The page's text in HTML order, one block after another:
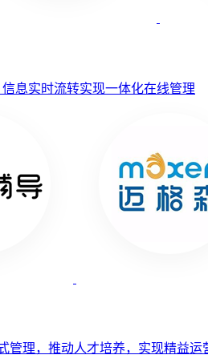
息实时流转实现一体化在线管理
管理，推动人才培养，实现精益运